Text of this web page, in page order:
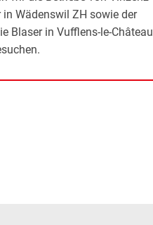
in Wädenswil ZH sowie der
Blaser in Vufflens-le-Château